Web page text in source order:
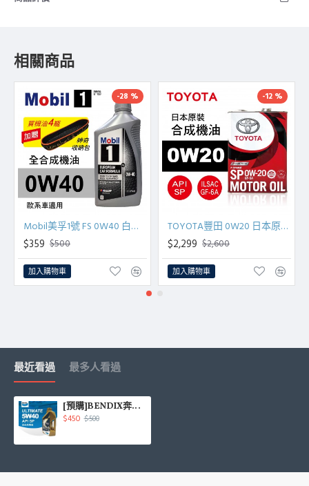
相關商品
-28 %
Mobil美孚1號 FS 0W40 白金全合成機油(歐系車適用)946ml(公司貨/汽油車適用)買4瓶贈好禮
$359 $500
加入購物車
-12 %
TOYOTA豐田 0W20 日本原裝合成機油(SP級 GF-6A)4L(公司貨)
$2,299 $2,600
加入購物車
最近看過 最多人看過
[預購]BENDIX奔得士 ULTIMATE API SP 5W40 全合成機油1L
$450 $500